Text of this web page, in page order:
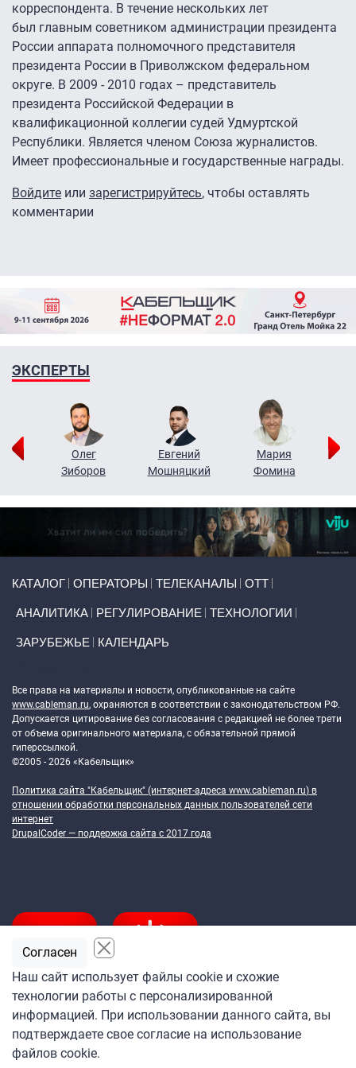
корреспондента. В течение нескольких лет
был главным советником администрации президента
России аппарата полномочного представителя
президента России в Приволжском федеральном
округе. В 2009 - 2010 годах – представитель
президента Российской Федерации в
квалификационной коллегии судей Удмуртской
Республики. Является членом Союза журналистов.
Имеет профессиональные и государственные награды.
Войдите или зарегистрируйтесь, чтобы оставлять
комментарии
ЭКСПЕРТЫ
Олег
Зиборов
Евгений
Мошняцкий
Мария
Фомина
КАТАЛОГ ОПЕРАТОРЫ ТЕЛЕКАНАЛЫ ОТТ
АНАЛИТИКА РЕГУЛИРОВАНИЕ ТЕХНОЛОГИИ
ЗАРУБЕЖЬЕ КАЛЕНДАРЬ
Все права на материалы и новости, опубликованные на сайте
www.cableman.ru, охраняются в соответствии с законодательством РФ.
Допускается цитирование без согласования с редакцией не более трети
от объема оригинального материала, с обязательной прямой
гиперссылкой.
©2005 - 2026 «Кабельщик»
Политика сайта "Кабельщик" (интернет-адреса www.cableman.ru) в
отношении обработки персональных данных пользователей сети
интернет
DrupalCoder — поддержка сайта c 2017 года
Подпишитесь
на ежедневную рассылку
«Кабельщика»
Наш сайт использует файлы cookie и схожие
технологии работы с персонализированной
информацией. При использовании данного сайта, вы
подтверждаете свое согласие на использование
файлов cookie.
Согласен